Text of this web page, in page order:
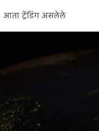
आता ट्रेंडिंग असलेले